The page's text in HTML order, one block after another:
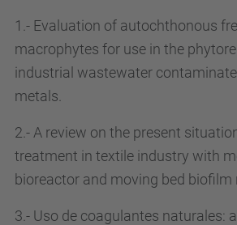
1.- Evaluation of autochthonous
macrophytes for use in the
industrial wastewater
metals.
2.- A review on the present
treatment in textile industry with
bioreactor and moving bed biofilm
3.- Uso de coagulantes naturales: